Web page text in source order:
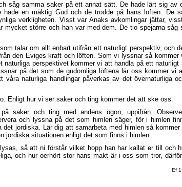
såg samma saker på ett annat sätt. De hade lärt sig av
en mäktig Gud och de trodde på hans löften. De
verkligheten. Visst var Anaks avkomlingar jättar,
mycket större och han var med dem. De tio spejarna såg
talar om allt enbart utifrån ett naturligt perspektiv, och
den Eviges kraft och löften. Som vi lyssnar så
naturliga perspektivet kommer vi att handla på ett
på det som de gudomliga löftena lär oss kommer vi
naturliga handlingar påverkas av det övernaturliga
Enligt hur vi ser saker och ting kommer det att ske oss.
saker och ting med andens ögon, uppifrån.
och lyssna på det som himlen säger, för i himlen
jordiska. Lär dig att samarbeta med himlen så
jordiska situationen enligt det som finns i himlen.
så att ni förstår vilket hopp han har kallat er till och
och hur oerhört stor hans makt är i oss som tror,
Ef